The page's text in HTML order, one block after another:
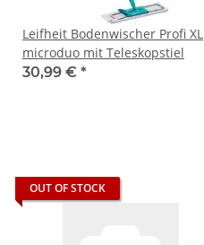
Leifheit Bodenwischer Profi XL
microduo mit Teleskopstiel
30,99 € *
OUT OF STOCK